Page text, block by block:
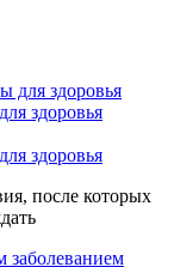
здоровья
здоровья
после которых